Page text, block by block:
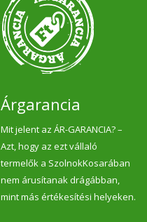
Árgarancia
Mit jelent az ÁR-GARANCIA? –
Azt, hogy az ezt vállaló
termelők a SzolnokKosarában
nem árusítanak drágábban,
mint más értékesítési helyeken.